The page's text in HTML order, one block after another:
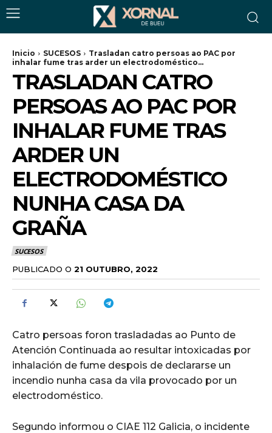
Inicio SUCESOS
Trasladan catro persoas ao PAC por
inhalar fume tras arder un electrodoméstico...
TRASLADAN CATRO
PERSOAS AO PAC POR
INHALAR FUME TRAS
ARDER UN
ELECTRODOMÉSTICO
NUNHA CASA DA
GRAÑA
SUCESOS
PUBLICADO O 21 OUTUBRO, 2022
Catro persoas foron trasladadas ao Punto de
Atención Continuada ao resultar intoxicadas por
inhalación de fume despois de declararse un
incendio nunha casa da vila provocado por un
electrodoméstico.
Segundo informou o CIAE 112 Galicia, o incidente